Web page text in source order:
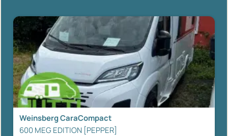
Weinsberg CaraCompact
600 MEG EDITION [PEPPER]